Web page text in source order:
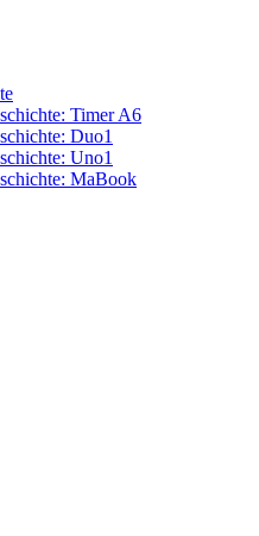
Timer A6
Duo1
Uno1
MaBook